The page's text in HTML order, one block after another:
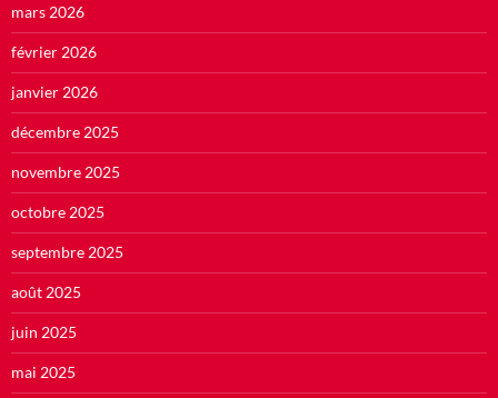
mars 2026
février 2026
janvier 2026
décembre 2025
novembre 2025
octobre 2025
septembre 2025
août 2025
juin 2025
mai 2025